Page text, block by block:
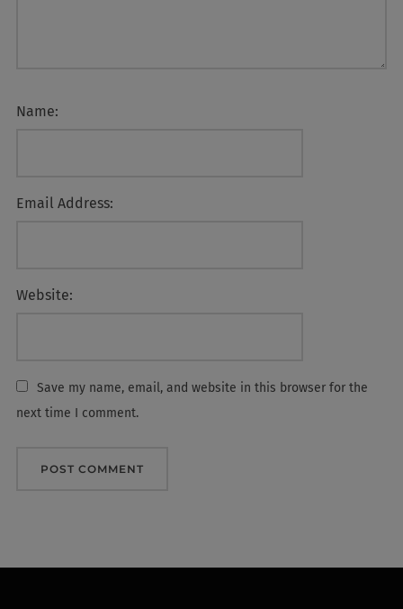
Name:
Email Address:
Website:
Save my name, email, and website in this browser for the
next time I comment.